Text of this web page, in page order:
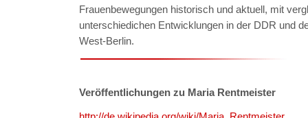
Frauenbewegungen historisch und aktuell, mit
unterschiedichen Entwicklungen in der DDR und
West-Berlin.
Veröffentlichungen zu Maria Rentmeister